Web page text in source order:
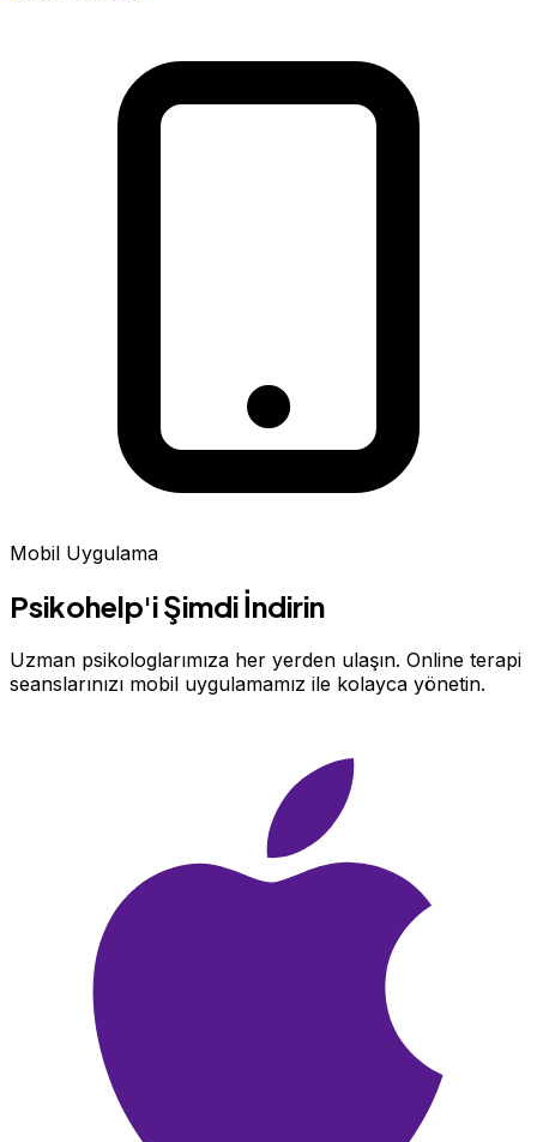
Mobil Uygulama
Psikohelp'i Şimdi İndirin
Uzman psikologlarımıza her yerden ulaşın. Online terapi
seanslarınızı mobil uygulamamız ile kolayca yönetin.